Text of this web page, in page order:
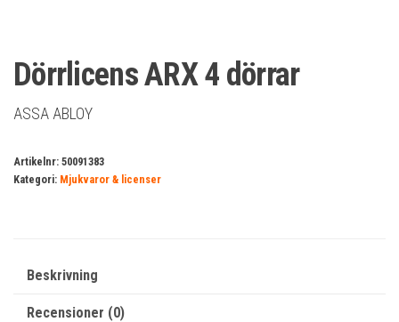
Dörrlicens ARX 4 dörrar
ASSA ABLOY
Artikelnr: 50091383
Kategori: Mjukvaror & licenser
Beskrivning
Recensioner (0)